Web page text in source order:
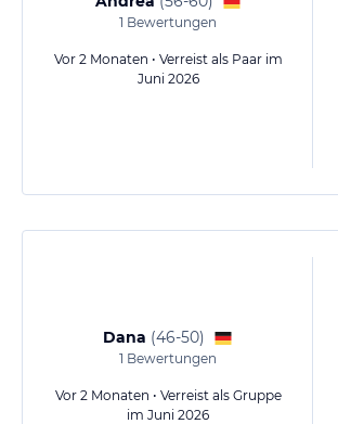
1 Bewertungen
Vor 2 Monaten • Verreist als Paar im
Juni 2026
Dana (46-50)
1 Bewertungen
Vor 2 Monaten • Verreist als Gruppe
im Juni 2026